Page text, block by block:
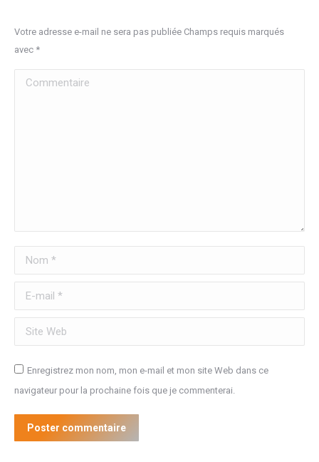
Votre adresse e-mail ne sera pas publiée Champs requis marqués
avec *
Commentaire
Nom *
E-mail *
Site Web
Enregistrez mon nom, mon e-mail et mon site Web dans ce
navigateur pour la prochaine fois que je commenterai.
Poster commentaire